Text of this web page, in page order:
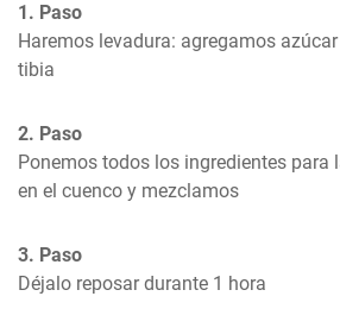
1. Paso
Haremos levadura: agregamos
tibia
2. Paso
Ponemos todos los ingredientes para
en el cuenco y mezclamos
3. Paso
Déjalo reposar durante 1 hora